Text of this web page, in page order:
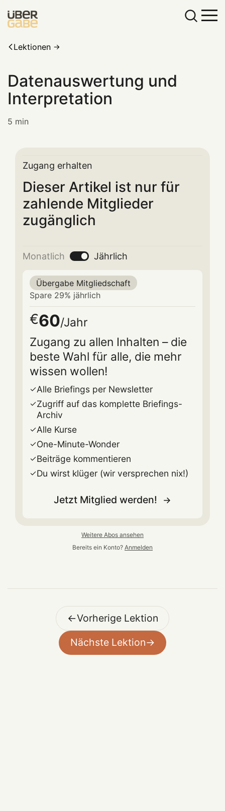
Lektionen
Datenauswertung und
Interpretation
5 min
Zugang erhalten
Dieser Artikel ist nur für
zahlende Mitglieder
zugänglich
Monatlich Jährlich
Übergabe Mitgliedschaft
Spare 29% jährlich
€60/Jahr
Zugang zu allen Inhalten – die
beste Wahl für alle, die mehr
wissen wollen!
Alle Briefings per Newsletter
Zugriff auf das komplette Briefings-
Archiv
Alle Kurse
One-Minute-Wonder
Beiträge kommentieren
Du wirst klüger (wir versprechen nix!)
Jetzt Mitglied werden!
Weitere Abos ansehen
Bereits ein Konto? Anmelden
←Vorherige Lektion
Nächste Lektion→